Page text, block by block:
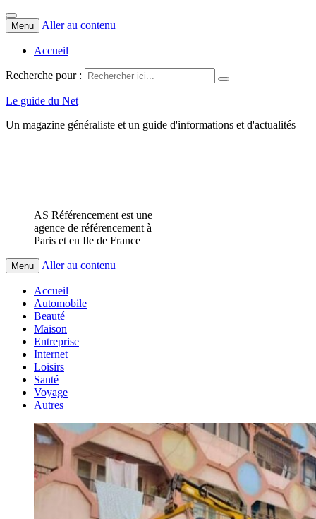
Menu Aller au contenu
Accueil
Recherche pour :
Le guide du Net
Un magazine généraliste et un guide d'informations et d'actualités
AS Référencement est une
agence de référencement à
Paris et en Ile de France
Menu Aller au contenu
Accueil
Automobile
Beauté
Maison
Entreprise
Internet
Loisirs
Santé
Voyage
Autres